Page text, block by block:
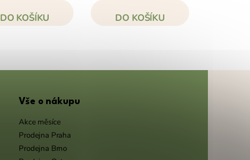
DO KOŠÍKU DO KOŠÍKU
Vše o nákupu
Akce měsíce
Prodejna Praha
Prodejna Brno